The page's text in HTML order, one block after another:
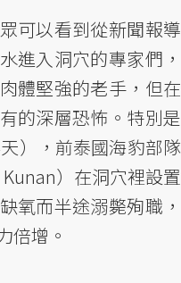
可以看到從新聞報導
進入洞穴的專家們，
體堅強的老手，但在
的深層恐怖。特別是
），前泰國海豹部隊
）在洞穴裡設置
氧而半途溺斃殉職，
倍增。